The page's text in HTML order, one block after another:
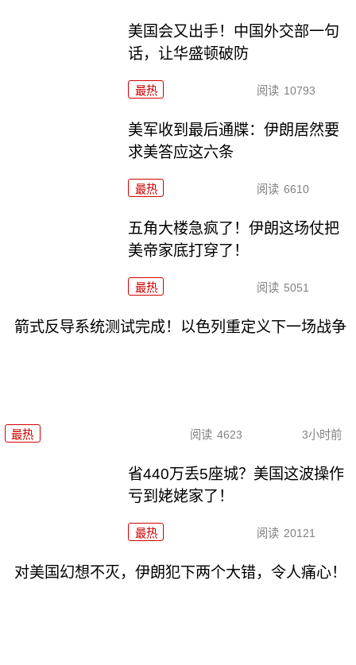
美国会又出手！中国外交部一句
话，让华盛顿破防
最热 阅读 10793
美军收到最后通牒：伊朗居然要
求美答应这六条
最热 阅读 6610
五角大楼急疯了！伊朗这场仗把
美帝家底打穿了！
最热 阅读 5051
箭式反导系统测试完成！以色列重定义下一场战争
最热 阅读 4623 3小时前
省440万丢5座城？美国这波操作
亏到姥姥家了！
最热 阅读 20121
对美国幻想不灭，伊朗犯下两个大错，令人痛心！